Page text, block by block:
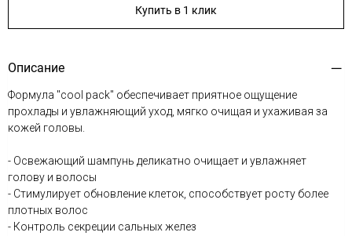
Купить в 1 клик
Описание
Формула "cool pack" обеспечивает приятное ощущение
прохлады и увлажняющий уход, мягко очищая и ухаживая за
кожей головы.
- Освежающий шампунь деликатно очищает и увлажняет
голову и волосы
- Стимулирует обновление клеток, способствует росту более
плотных волос
- Контроль секреции сальных желез